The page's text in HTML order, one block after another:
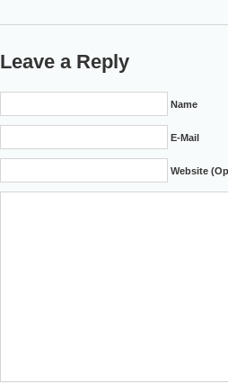
Leave a Reply
Name
E-Mail
Website